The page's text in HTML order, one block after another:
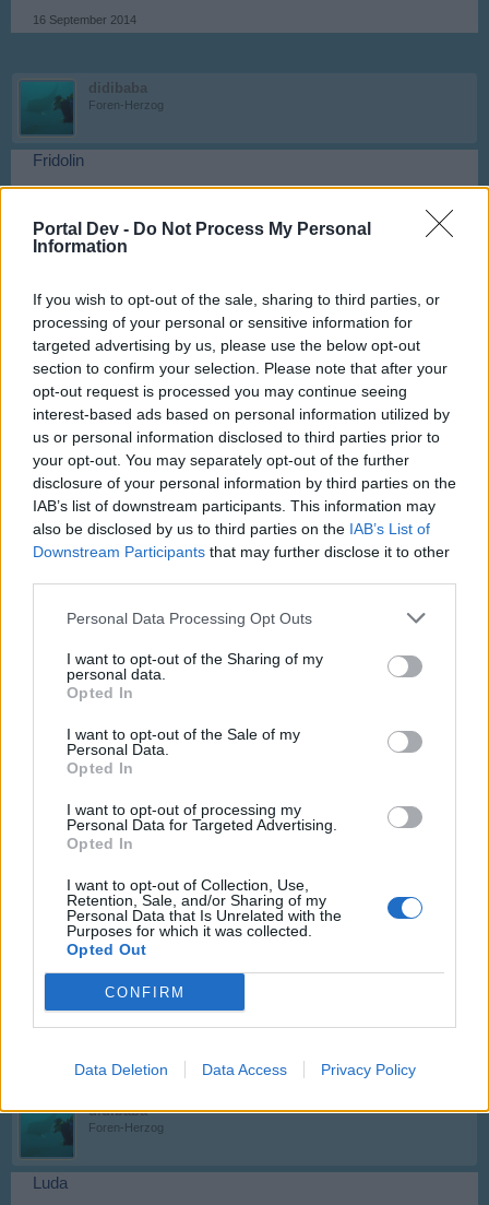
Portal Dev - Do Not Process My Personal
Information
If you wish to opt-out of the sale, sharing to third parties, or
processing of your personal or sensitive information for
targeted advertising by us, please use the below opt-out
section to confirm your selection. Please note that after your
opt-out request is processed you may continue seeing
interest-based ads based on personal information utilized by
us or personal information disclosed to third parties prior to
your opt-out. You may separately opt-out of the further
disclosure of your personal information by third parties on the
IAB’s list of downstream participants. This information may
also be disclosed by us to third parties on the IAB’s List of
Downstream Participants that may further disclose it to other
Personal Data Processing Opt Outs
I want to opt-out of the Sharing of my
personal data.
Opted In
I want to opt-out of the Sale of my
Personal Data.
Opted In
I want to opt-out of processing my
Personal Data for Targeted Advertising.
Opted In
I want to opt-out of Collection, Use,
Retention, Sale, and/or Sharing of my
Personal Data that Is Unrelated with the
Purposes for which it was collected.
Opted Out
CONFIRM
Data Deletion Data Access Privacy Policy
16 September 2014
didibaba
Foren-Herzog
Fridolin
16 September 2014
Gwendolin
16 September 2014
kamchak
Foren-Graf
Hans
17 September 2014
Kenner der Foren
17 September 2014
didibaba
Joachim
06bella04
Laufenlerner
Kevin
didibaba
Foren-Herzog
Luda